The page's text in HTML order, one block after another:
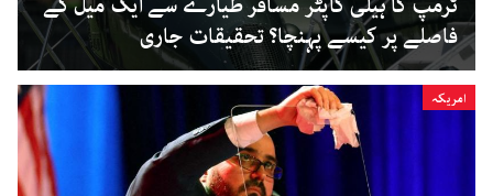
فاصلے پر کیسے پہنچا؟ تحقیقات جاری
امریکہ